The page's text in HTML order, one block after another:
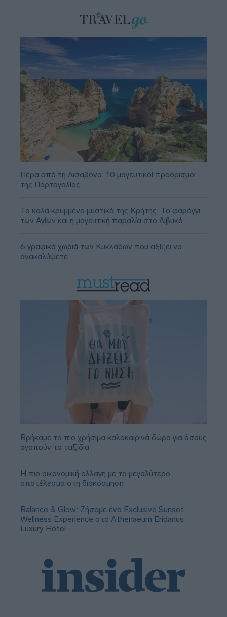
Πέρα από τη Λισαβόνα: 10 μαγευτικοί προορισμοί
της Πορτογαλίας
Το καλά κρυμμένο μυστικό της Κρήτης: Το φαράγγι
των Αγίων και η μαγευτική παραλία στο Λιβυκό
6 γραφικά χωριά των Κυκλάδων που αξίζει να
ανακαλύψετε
Βρήκαμε τα πιο χρήσιμα καλοκαιρινά δώρα για όσους
αγαπούν τα ταξίδια
Η πιο οικονομική αλλαγή με το μεγαλύτερο
αποτέλεσμα στη διακόσμηση
Balance & Glow: Ζήσαμε ένα Exclusive Sunset
Wellness Experience στο Athenaeum Eridanus
Luxury Hotel